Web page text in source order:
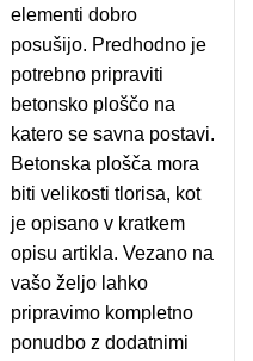
elementi dobro
posušijo. Predhodno je
potrebno pripraviti
betonsko ploščo na
katero se savna postavi.
Betonska plošča mora
biti velikosti tlorisa, kot
je opisano v kratkem
opisu artikla. Vezano na
vašo željo lahko
pripravimo kompletno
ponudbo z dodatnimi